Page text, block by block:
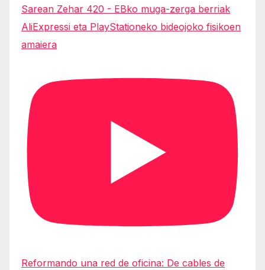
Sarean Zehar 420 - EBko muga-zerga berriak
AliExpressi eta PlayStationeko bideojoko fisikoen
amaiera
Reformando una red de oficina: De cables de